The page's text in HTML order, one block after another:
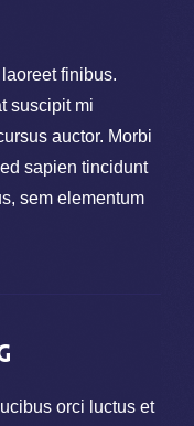
finibus.
suscipit mi
auctor. Morbi
sapien tincidunt
sem elementum
orci luctus et